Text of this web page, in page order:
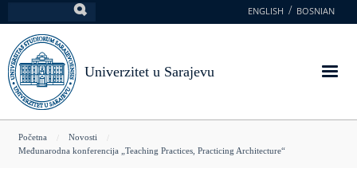
na
glavni
sadržaj
ENGLISH BOSNIAN
Univerzitet u Sarajevu
You
Početna
Novosti
Međunarodna konferencija „Teaching Practices, Practicing Architecture“